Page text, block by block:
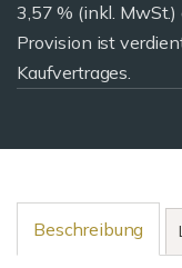
3,57 % (inkl. MwSt.)
Provision ist
Kaufvertrages.
Beschreibung